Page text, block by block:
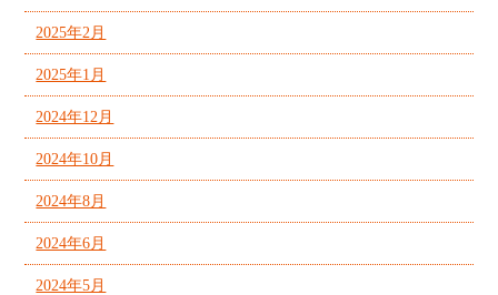
2025年2月
2025年1月
2024年12月
2024年10月
2024年8月
2024年6月
2024年5月